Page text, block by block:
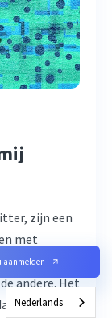
aanmelden
zijn een
met
verzuren
andere. Het
gebeurt,
Nederlands